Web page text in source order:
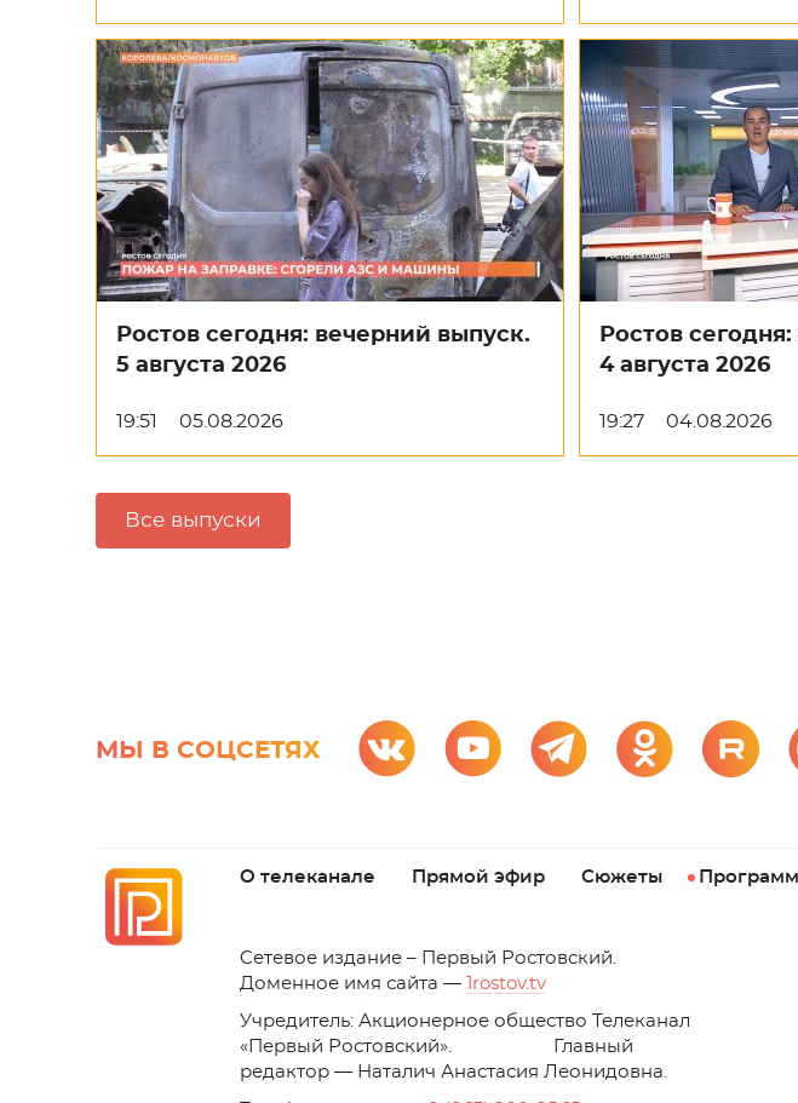
Ростов сегодня: вечерний выпуск.
5 августа 2026
19:51 05.08.2026
Ростов
4 августа 2026
19:27 04.08.2026
Все выпуски
МЫ В СОЦСЕТЯХ
О телеканале Прямой эфир Сюжеты
Cетевое издание – Первый Ростовский.
Доменное имя сайта —
1rostov.tv
Учредитель: Акционерное общество Телеканал
«Первый Ростовский». Главный
редактор — Наталич Анастасия Леонидовна.